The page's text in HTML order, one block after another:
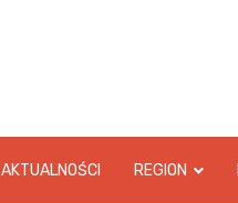
AKTUALNOŚCI REGION